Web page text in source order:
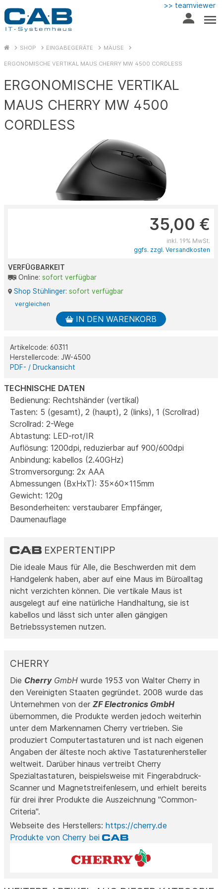
>> teamviewer
SHOP EINGABEGERÄTE MÄUSE
ERGONOMISCHE VERTIKAL MAUS CHERRY MW 4500 CORDLESS
ERGONOMISCHE VERTIKAL
MAUS CHERRY MW 4500
CORDLESS
TECHNISCHE DATEN
Bedienung: Rechtshänder (vertikal)
Tasten: 5 (gesamt), 2 (haupt), 2 (links), 1 (Scrollrad)
Scrollrad: 2-Wege
Abtastung: LED-rot/IR
Auflösung: 1200dpi, reduzierbar auf 900/600dpi
Anbindung: kabellos (2.40GHz)
Stromversorgung: 2x AAA
Abmessungen (BxHxT): 35x60x115mm
Gewicht: 120g
Besonderheiten: verstaubarer Empfänger,
Daumenauflage
35,00 €
inkl. 19% MwSt.
ggfs. zzgl. Versandkosten
VERFÜGBARKEIT
Online: sofort verfügbar
Shop Stühlinger: sofort verfügbar
vergleichen
IN DEN WARENKORB
Artikelcode: 60311
Herstellercode: JW-4500
PDF- / Druckansicht
EXPERTENTIPP
Die ideale Maus für Alle, die Beschwerden mit dem
Handgelenk haben, aber auf eine Maus im Büroalltag
nicht verzichten können. Die vertikale Maus ist
ausgelegt auf eine natürliche Handhaltung, sie ist
kabellos und lässt sich unter allen gängigen
Betriebssystemen nutzen.
CHERRY
Die CherryGmbH wurde 1953 von Walter Cherry in
den Vereinigten Staaten gegründet. 2008 wurde das
Unternehmen von der ZF Electronics GmbH
übernommen, die Produkte werden jedoch weiterhin
unter dem Markennamen Cherry vertrieben. Sie
produziert Computertastaturen und ist nach eigenen
Angaben der älteste noch aktive Tastaturenhersteller
weltweit. Darüber hinaus vertreibt Cherry
Spezialtastaturen, beispielsweise mit Fingerabdruck-
Scanner und Magnetstreifenlesern, und erhielt bereits
für drei ihrer Produkte die Auszeichnung "Common-
Criteria".
Webseite des Herstellers: https://cherry.de
Produkte von Cherry bei